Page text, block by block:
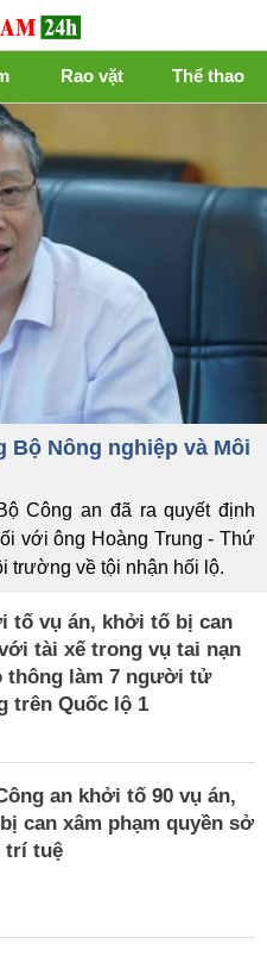
Rao vặt Thể thao
Nông nghiệp và Môi
Công an đã ra quyết định
với ông Hoàng Trung - Thứ
trường về tội nhận hối lộ.
tố vụ án, khởi tố bị can
tài xế trong vụ tai nạn
thông làm 7 người tử
trên Quốc lộ 1
an khởi tố 90 vụ án,
can xâm phạm quyền sở
trí tuệ